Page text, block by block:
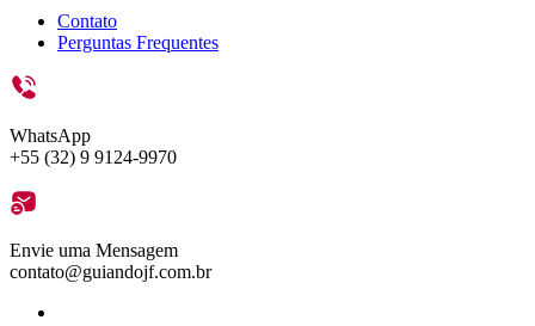
Contato
Perguntas Frequentes
WhatsApp
+55 (32) 9 9124-9970
Envie uma Mensagem
contato@guiandojf.com.br